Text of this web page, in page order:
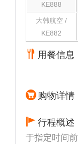
KE888
大韩航空 /
KE882
用餐信息
购物详情
行程概述
于指定时间